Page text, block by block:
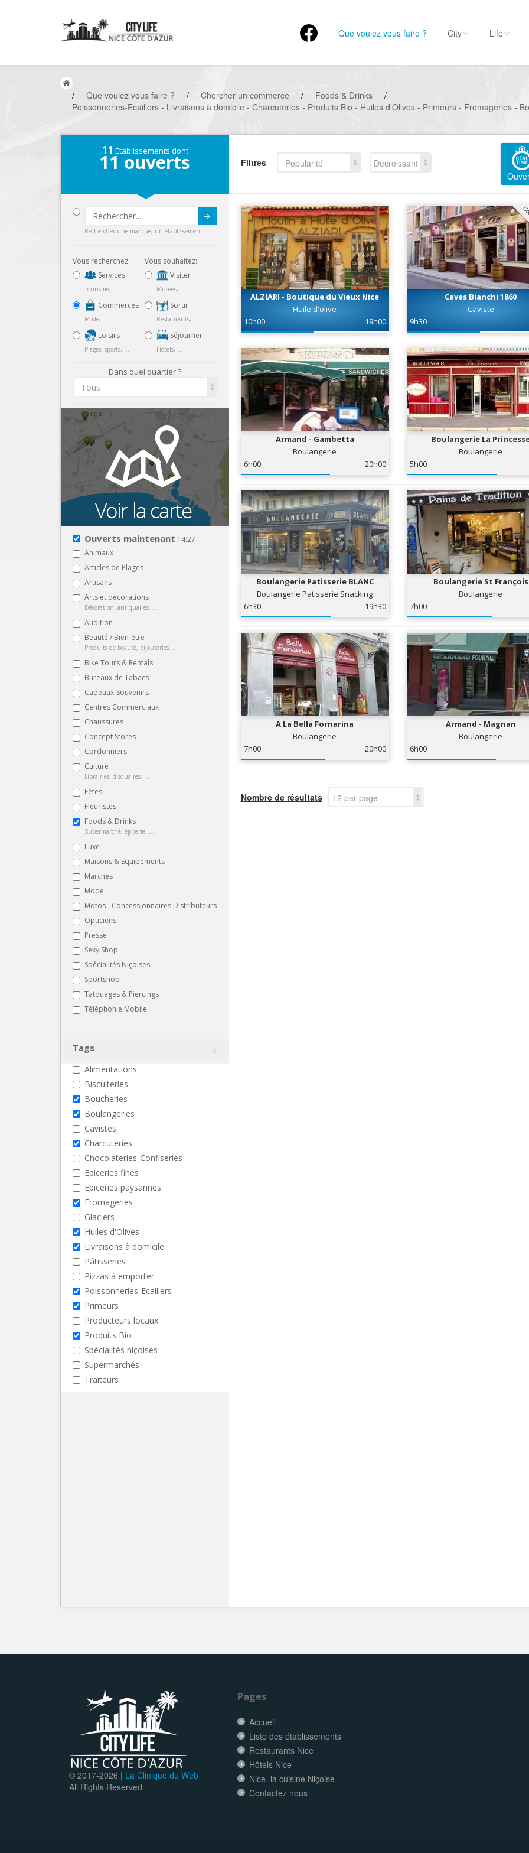
Que voulez vous faire ? City Life
/ Que voulez vous faire ? / Chercher un commerce / Foods & Drinks
/
Poissonneries-Ecaillers - Livraisons à domicile - Charcuteries - Produits Bio - Huiles d'Olives - Primeurs - Fromageries -
11 Établissements dont
11 ouverts
Rechercher une marque, un établissement...
Vous recherchez:
Services
Tourisme, ...
Commerces
Mode, ...
Loisirs
Plages, sports, ...
Vous souhaitez:
Visiter
Musées, ...
Sortir
Restaurants, ...
Séjourner
Hôtels, ...
Dans quel quartier ?
Tous
Ouverts maintenant 14:27
Animaux
Articles de Plages
Artisans
Arts et décorations
Décoration, antiquaires, ...
Audition
Beauté / Bien-être
Produits de beauté, bijouteries, ...
Bike Tours & Rentals
Bureaux de Tabacs
Cadeaux-Souvenirs
Centres Commerciaux
Chaussures
Concept Stores
Cordonniers
Culture
Librairies, disquaires, ...
Fêtes
Fleuristes
Foods & Drinks
Supermarché, épicerie, ...
Luxe
Maisons & Equipements
Marchés
Mode
Motos - Concessionnaires Distributeurs
Opticiens
Presse
Sexy Shop
Spécialités Niçoises
Sportshop
Tatouages & Piercings
Téléphonie Mobile
Tags
Alimentations
Biscuiteries
Boucheries
Boulangeries
Cavistes
Charcuteries
Chocolateries-Confiseries
Epiceries fines
Epiceries paysannes
Fromageries
Glaciers
Huiles d'Olives
Livraisons à domicile
Pâtisseries
Pizzas à emporter
Poissonneries-Ecaillers
Primeurs
Producteurs locaux
Produits Bio
Spécialités niçoises
Supermarchés
Traiteurs
Filtres Popularité
Decroissant
ALZIARI - Boutique du Vieux Nice
Huile d'olive
10h00
19h00
Caves Bianchi 1860
Caviste
9h30
Armand - Gambetta
Boulangerie
6h00
20h00
Boulangerie La
Boulangerie
5h00
Boulangerie Patisserie BLANC
Boulangerie Patisserie Snacking
6h30
19h30
Boulangerie St François
Boulangerie
7h00
A La Bella Fornarina
Boulangerie
7h00
20h00
Armand - Magnan
Boulangerie
6h00
Nombre de résultats 12 par page
© 2017-2026 | La Clinique du Web
All Rights Reserved
Pages
Accueil
Liste des établissements
Restaurants Nice
Hôtels Nice
Nice, la cuisine Niçoise
Contactez nous